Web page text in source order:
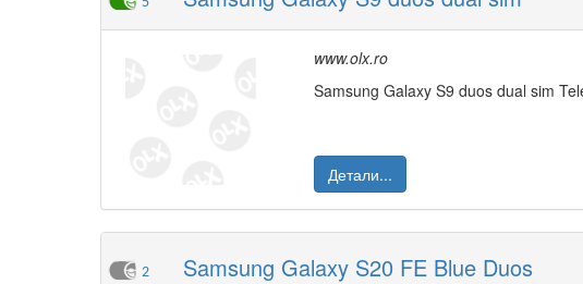
www.olx.ro
Samsung Galaxy S9 duos dual sim
Детали...
2 Samsung Galaxy S20 FE Blue Duos